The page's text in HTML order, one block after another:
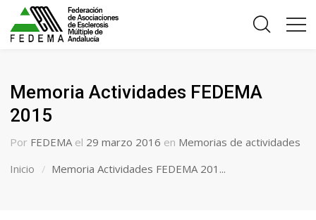
Memoria Actividades FEDEMA
2015
Por FEDEMA el 29 marzo 2016 en Memorias de actividades
Inicio
Memoria Actividades FEDEMA 201...